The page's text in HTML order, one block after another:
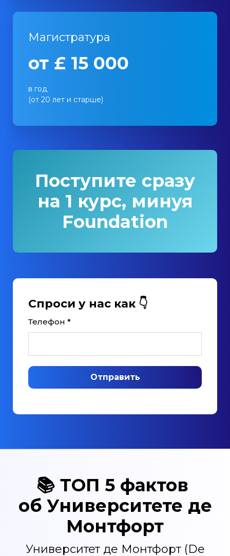
Магистратура
от £ 15 000
в год
(от 20 лет и старше)
Поступите сразу
на 1 курс, минуя
Foundation
Спроси у нас как 👇
Телефон *
Отправить
📚 ТОП 5 фактов
об Университете де
Монтфорт
Университет де Монтфорт (De